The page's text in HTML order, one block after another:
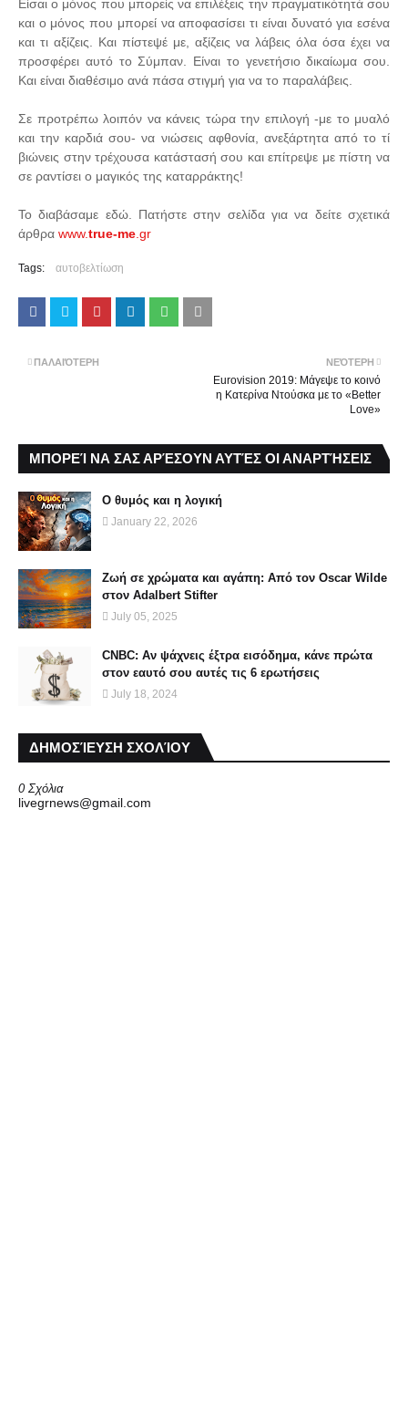
Είσαι ο μόνος που μπορείς να επιλέξεις την πραγματικότητά σου
και ο μόνος που μπορεί να αποφασίσει τι είναι δυνατό για εσένα
και τι αξίζεις. Και πίστεψέ με, αξίζεις να λάβεις όλα όσα έχει να
προσφέρει αυτό το Σύμπαν. Είναι το γενετήσιο δικαίωμα σου.
Και είναι διαθέσιμο ανά πάσα στιγμή για να το παραλάβεις.
Σε προτρέπω λοιπόν να κάνεις τώρα την επιλογή -με το μυαλό
και την καρδιά σου- να νιώσεις αφθονία, ανεξάρτητα από το τί
βιώνεις στην τρέχουσα κατάστασή σου και επίτρεψε με πίστη να
σε ραντίσει ο μαγικός της καταρράκτης!
Το διαβάσαμε εδώ. Πατήστε στην σελίδα για να δείτε σχετικά
άρθρα www.true-me .gr
Tags: αυτοβελτίωση
ΝΕΌΤΕΡΗ
Eurovision 2019: Μάγεψε το κοινό
η Κατερίνα Ντούσκα με το «Better
Love»
ΠΑΛΑΙΌΤΕΡΗ
ΜΠΟΡΕΊ ΝΑ ΣΑΣ ΑΡΈΣΟΥΝ ΑΥΤΈΣ ΟΙ ΑΝΑΡΤΉΣΕΙΣ
Ο θυμός και η λογική
January 22, 2026
Ζωή σε χρώματα και αγάπη: Από τον Oscar Wilde
στον Adalbert Stifter
July 05, 2025
CNBC: Αν ψάχνεις έξτρα εισόδημα, κάνε πρώτα
στον εαυτό σου αυτές τις 6 ερωτήσεις
July 18, 2024
ΔΗΜΟΣΊΕΥΣΗ ΣΧΟΛΊΟΥ
0 Σχόλια
livegrnews@gmail.com